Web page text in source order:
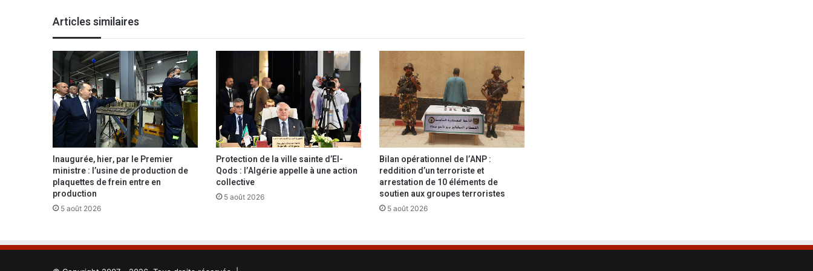
o
s
t
e
a
c
e
à
a
r
o
p
d
d
C
e
m
,
u
a
Articles similaires
Inaugurée, hier, par le Premier
ministre : l’usine de production de
plaquettes de frein entre en
production
5 août 2026
Protection de la ville sainte d’El-
Qods : l’Algérie appelle à une action
collective
5 août 2026
Bilan opérationnel de l’ANP :
reddition d’un terroriste et
arrestation de 10 éléments de
soutien aux groupes terroristes
5 août 2026